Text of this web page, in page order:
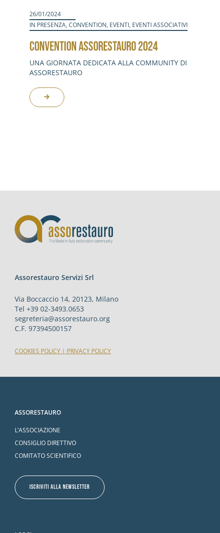
26/01/2024
IN PRESENZA, CONVENTION, EVENTI, EVENTI ASSOCIATIVI
CONVENTION ASSORESTAURO 2024
UNA GIORNATA DEDICATA ALLA COMMUNITY DI
ASSORESTAURO
Assorestauro Servizi Srl
Via Boccaccio 14, 20123, Milano
Tel +39 02-3493.0653
segreteria@assorestauro.org
C.F. 97394500157
COOKIES POLICY | PRIVACY POLICY
ASSORESTAURO
L’ASSOCIAZIONE
CONSIGLIO DIRETTIVO
COMITATO SCIENTIFICO
ISCRIVITI ALLA NEWSLETTER